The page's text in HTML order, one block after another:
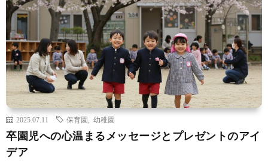
2025.07.11 保育園 幼稚園
卒園児への心温まるメッセージとプレゼントのアイ
デア